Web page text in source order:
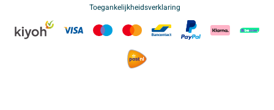
Toegankelijkheidsverklaring